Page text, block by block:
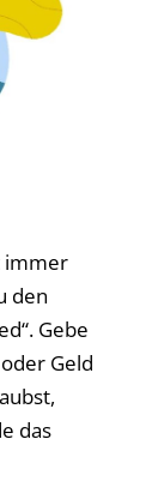
immer
den
Gebe
Geld
das